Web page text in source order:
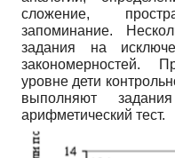
сложение,
запоминание.
задания на
закономерностей.
уровне дети
выполняют
арифметический тест.